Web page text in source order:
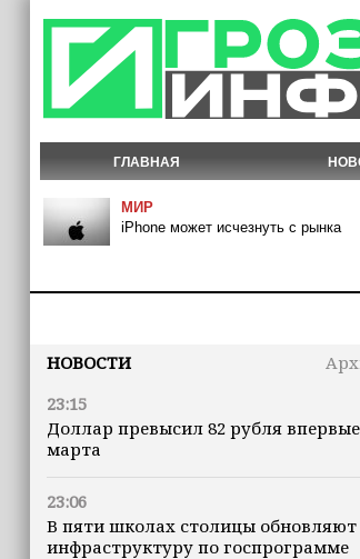
ГЛАВНАЯ
МИР
iPhone может исчезнуть с рынка
НОВОСТИ
23:15
Доллар превысил 82 рубля
марта
23:06
В пяти школах столицы обновляют
инфраструктуру по госпрограмме